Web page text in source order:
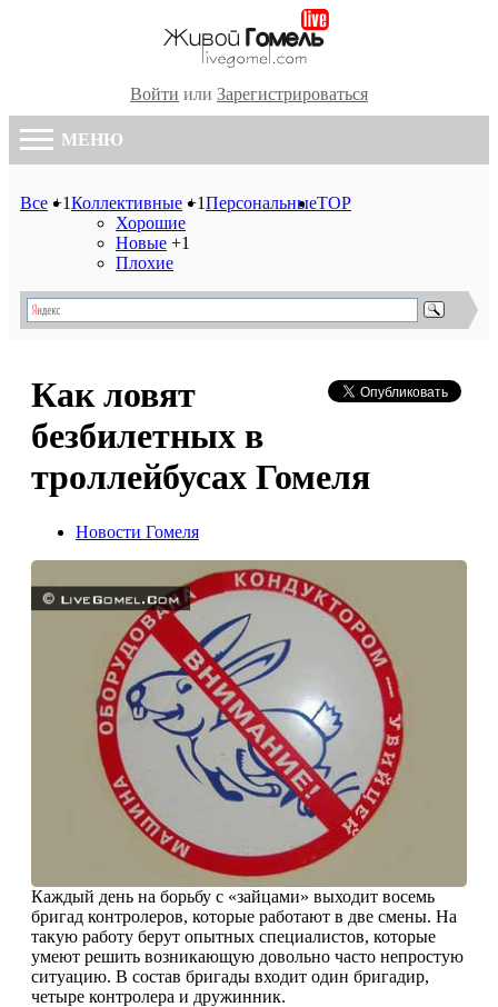
Войти или Зарегистрироваться
МЕНЮ
Все +1Коллективные +1
Хорошие
Новые +1
Плохие
ПерсональныеTOP
Как ловят
безбилетных в
троллейбусах Гомеля
Новости Гомеля
Каждый день на борьбу с «зайцами» выходит восемь
бригад контролеров, которые работают в две смены. На
такую работу берут опытных специалистов, которые
умеют решить возникающую довольно часто непростую
ситуацию. В состав бригады входит один бригадир,
четыре контролера и дружинник.